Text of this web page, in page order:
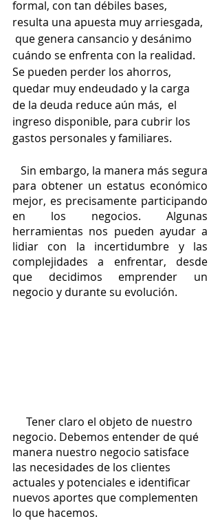
formal, con tan débiles bases,
resulta una apuesta muy arriesgada,
que genera cansancio y desánimo
cuándo se enfrenta con la realidad.
Se pueden perder los ahorros,
quedar muy endeudado y la carga
de la deuda reduce aún más,  el
ingreso disponible, para cubrir los
gastos personales y familiares.
para obtener un estatus económico
mejor, es precisamente participando
en los negocios. Algunas
herramientas nos pueden ayudar a
lidiar con la incertidumbre y las
complejidades a enfrentar, desde
que decidimos emprender un
negocio y durante su evolución.
negocio. Debemos entender de qué
manera nuestro negocio satisface
las necesidades de los clientes
actuales y potenciales e identificar
nuevos aportes que complementen
lo que hacemos.